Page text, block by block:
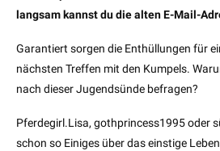
langsam kannst du die alten E-Mail-
Garantiert sorgen die Enthüllungen für
nächsten Treffen mit den Kumpels.
nach dieser Jugendsünde befragen?
Pferdegirl.Lisa, gothprincess1995 oder
schon so Einiges über das einstige